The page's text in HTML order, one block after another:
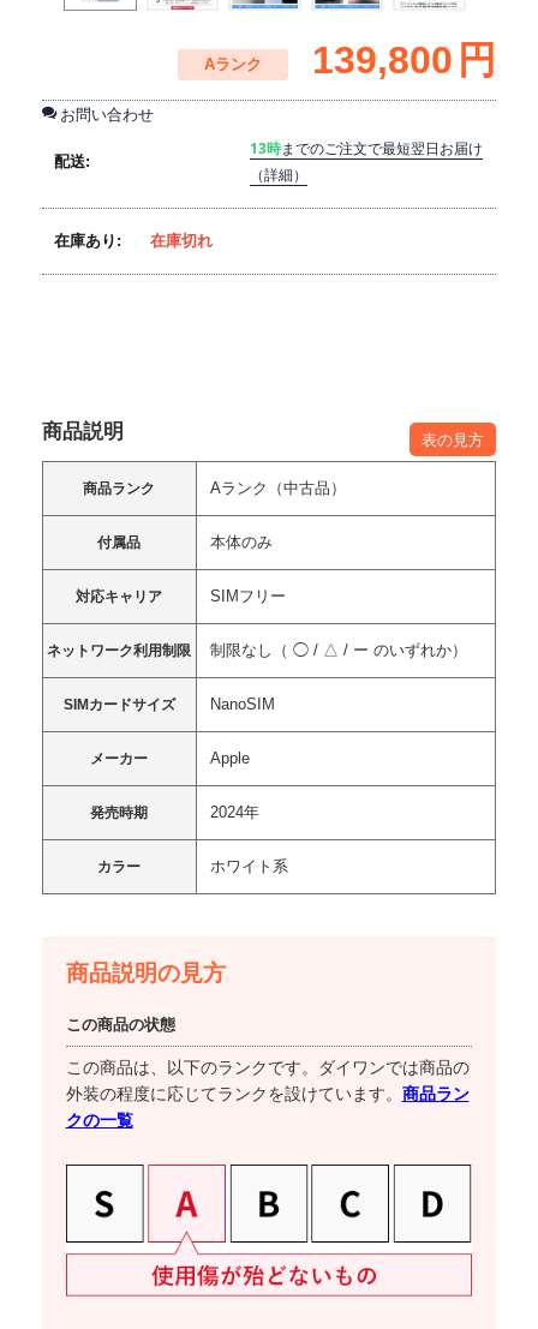
Aランク 139,800 円
お問い合わせ
配送:
13時までのご注文で最短翌日お届け
（詳細）
在庫あり: 在庫切れ
商品説明 表の見方
商品ランク Aランク（中古品）
付属品 本体のみ
対応キャリア SIMフリー
ネットワーク利用制限 制限なし（ ◯ / △ / ー のいずれか）
SIMカードサイズ NanoSIM
メーカー Apple
発売時期 2024年
カラー ホワイト系
商品説明の見方
この商品の状態
この商品は、以下のランクです。ダイワンでは商品の
外装の程度に応じてランクを設けています。 商品ラン
クの一覧